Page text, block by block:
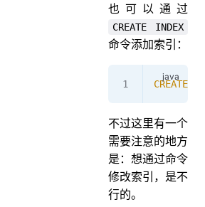
也可以通过
CREATE INDEX
命令添加索引：
CREATE
不过这里有一个
需要注意的地方
是：想通过命令
修改索引，是不
行的。